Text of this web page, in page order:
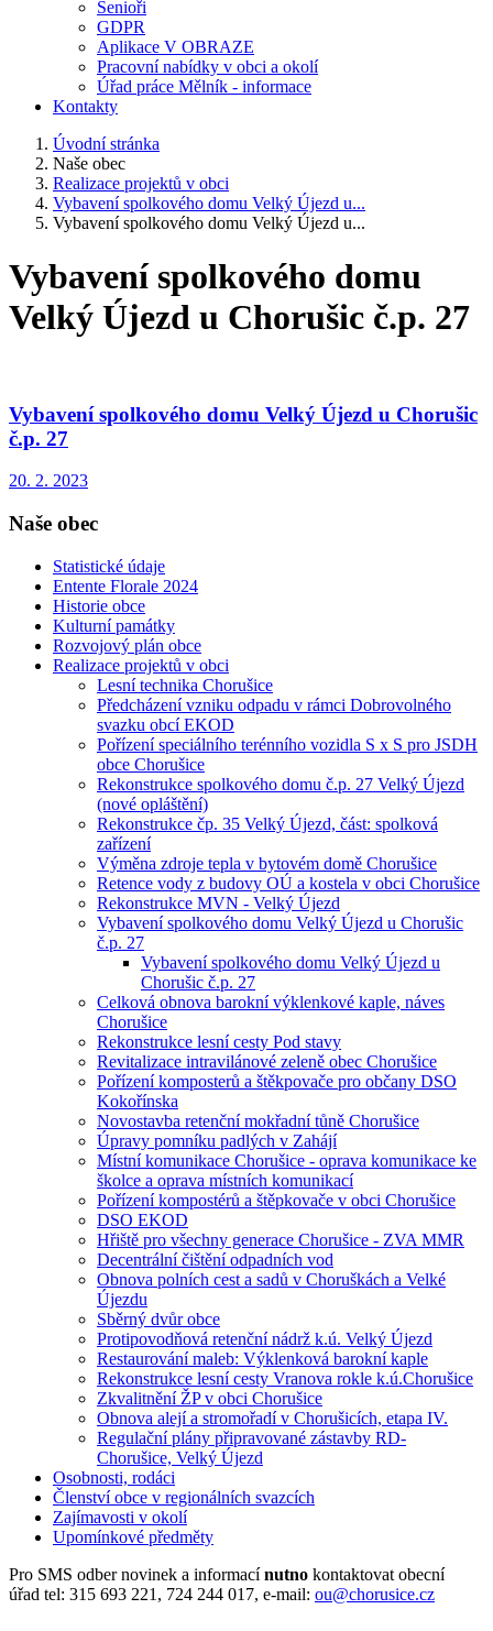
Senioři
GDPR
Aplikace V OBRAZE
Pracovní nabídky v obci a okolí
Úřad práce Mělník - informace
Kontakty
Úvodní stránka
Naše obec
Realizace projektů v obci
Vybavení spolkového domu Velký Újezd u...
Vybavení spolkového domu Velký Újezd u...
Vybavení spolkového domu
Velký Újezd u Chorušic č.p. 27
Vybavení spolkového domu Velký Újezd u Chorušic
č.p. 27
20. 2. 2023
Naše obec
Statistické údaje
Entente Florale 2024
Historie obce
Kulturní památky
Rozvojový plán obce
Realizace projektů v obci
Lesní technika Chorušice
Předcházení vzniku odpadu v rámci Dobrovolného
svazku obcí EKOD
Pořízení speciálního terénního vozidla S x S pro JSDH
obce Chorušice
Rekonstrukce spolkového domu č.p. 27 Velký Újezd
(nové opláštění)
Rekonstrukce čp. 35 Velký Újezd, část: spolková
zařízení
Výměna zdroje tepla v bytovém domě Chorušice
Retence vody z budovy OÚ a kostela v obci Chorušice
Rekonstrukce MVN - Velký Újezd
Vybavení spolkového domu Velký Újezd u Chorušic
č.p. 27
Vybavení spolkového domu Velký Újezd u
Chorušic č.p. 27
Celková obnova barokní výklenkové kaple, náves
Chorušice
Rekonstrukce lesní cesty Pod stavy
Revitalizace intravilánové zeleně obec Chorušice
Pořízení komposterů a štěkpovače pro občany DSO
Kokořínska
Novostavba retenční mokřadní tůně Chorušice
Úpravy pomníku padlých v Zahájí
Místní komunikace Chorušice - oprava komunikace ke
školce a oprava místních komunikací
Pořízení kompostérů a štěpkovače v obci Chorušice
DSO EKOD
Hřiště pro všechny generace Chorušice - ZVA MMR
Decentrální čištění odpadních vod
Obnova polních cest a sadů v Choruškách a Velké
Újezdu
Sběrný dvůr obce
Protipovodňová retenční nádrž k.ú. Velký Újezd
Restaurování maleb: Výklenková barokní kaple
Rekonstrukce lesní cesty Vranova rokle k.ú.Chorušice
Zkvalitnění ŽP v obci Chorušice
Obnova alejí a stromořadí v Chorušicích, etapa IV.
Regulační plány připravované zástavby RD-
Chorušice, Velký Újezd
Osobnosti, rodáci
Členství obce v regionálních svazcích
Zajímavosti v okolí
Upomínkové předměty
Pro SMS odber novinek a informacínutno kontaktovat obecní
úřad tel: 315 693 221, 724 244 017, e-mail: ou@chorusice.cz